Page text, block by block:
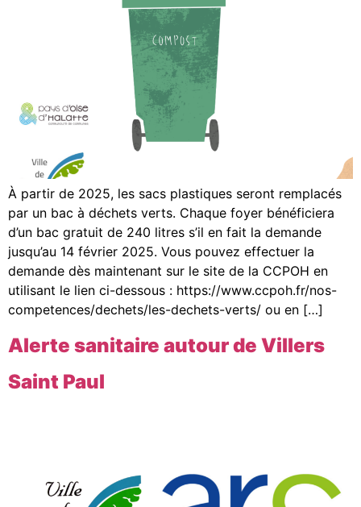
À partir de 2025, les sacs plastiques seront remplacés
par un bac à déchets verts. Chaque foyer bénéficiera
d’un bac gratuit de 240 litres s’il en fait la demande
jusqu’au 14 février 2025. Vous pouvez effectuer la
demande dès maintenant sur le site de la CCPOH en
utilisant le lien ci-dessous : https://www.ccpoh.fr/nos-
competences/dechets/les-dechets-verts/ ou en […]
Alerte sanitaire autour de Villers
Saint Paul